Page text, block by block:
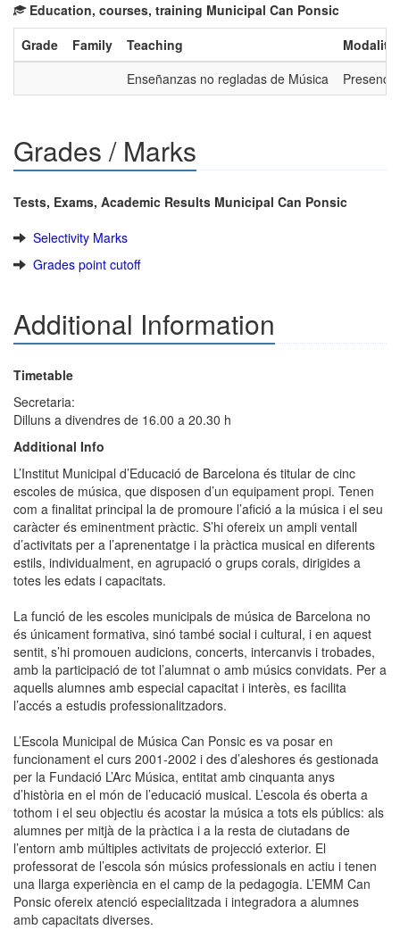
Education, courses, training Municipal Can Ponsic
Grade
Family Teaching
Modality
Enseñanzas no regladas de Música
Grades / Marks
Tests, Exams, Academic Results Municipal Can Ponsic
Selectivity Marks
Grades point cutoff
Additional Information
Timetable
Secretaria:
Dilluns a divendres de 16.00 a 20.30 h
Additional Info
L’Institut Municipal d’Educació de Barcelona és titular de cinc
escoles de música, que disposen d’un equipament propi. Tenen
com a finalitat principal la de promoure l’afició a la música i el seu
caràcter és eminentment pràctic. S’hi ofereix un ampli ventall
d’activitats per a l’aprenentatge i la pràctica musical en diferents
estils, individualment, en agrupació o grups corals, dirigides a
totes les edats i capacitats.
La funció de les escoles municipals de música de Barcelona no
és únicament formativa, sinó també social i cultural, i en aquest
sentit, s’hi promouen audicions, concerts, intercanvis i trobades,
amb la participació de tot l’alumnat o amb músics convidats. Per a
aquells alumnes amb especial capacitat i interès, es facilita
l’accés a estudis professionalitzadors.
L’Escola Municipal de Música Can Ponsic es va posar en
funcionament el curs 2001-2002 i des d’aleshores és gestionada
per la Fundació L’Arc Música, entitat amb cinquanta anys
d’història en el món de l’educació musical. L’escola és oberta a
tothom i el seu objectiu és acostar la música a tots els públics: als
alumnes per mitjà de la pràctica i a la resta de ciutadans de
l’entorn amb múltiples activitats de projecció exterior. El
professorat de l’escola són músics professionals en actiu i tenen
una llarga experiència en el camp de la pedagogia. L’EMM Can
Ponsic ofereix atenció especialitzada i integradora a alumnes
amb capacitats diverses.